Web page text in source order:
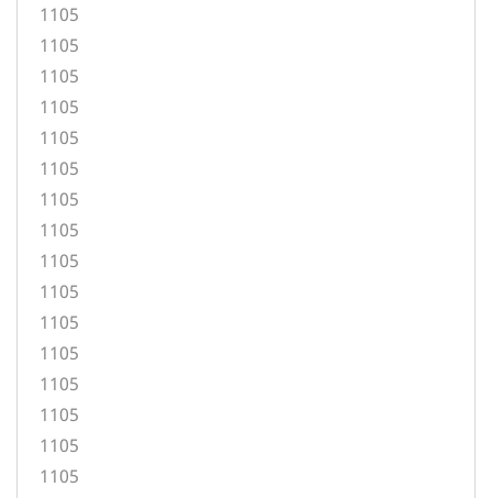
1105
1105
1105
1105
1105
1105
1105
1105
1105
1105
1105
1105
1105
1105
1105
1105